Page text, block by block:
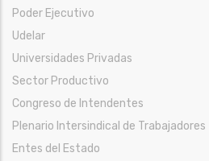
Poder Ejecutivo
Udelar
Universidades Privadas
Sector Productivo
Congreso de Intendentes
Plenario Intersindical de Trabajadores
Entes del Estado